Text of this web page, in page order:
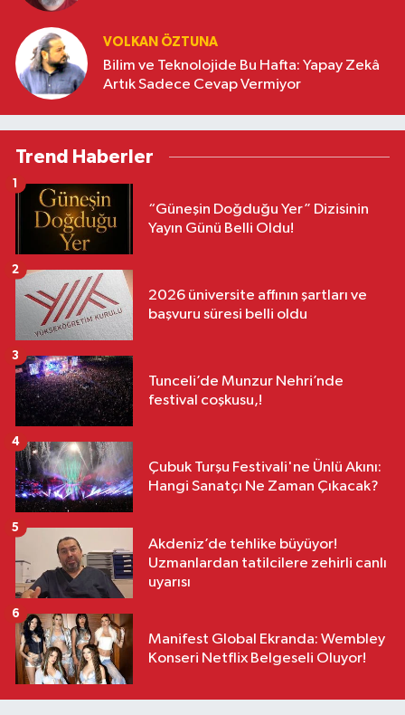
VOLKAN ÖZTUNA
Bilim ve Teknolojide Bu Hafta: Yapay Zekâ
Artık Sadece Cevap Vermiyor
Trend Haberler
“Güneşin Doğduğu Yer” Dizisinin
Yayın Günü Belli Oldu!
1
2026 üniversite affının şartları ve
başvuru süresi belli oldu
2
Tunceli’de Munzur Nehri’nde
festival coşkusu,!
3
Çubuk Turşu Festivali'ne Ünlü Akını:
Hangi Sanatçı Ne Zaman Çıkacak?
4
Akdeniz’de tehlike büyüyor!
Uzmanlardan tatilcilere zehirli canlı
uyarısı
5
Manifest Global Ekranda: Wembley
Konseri Netflix Belgeseli Oluyor!
6